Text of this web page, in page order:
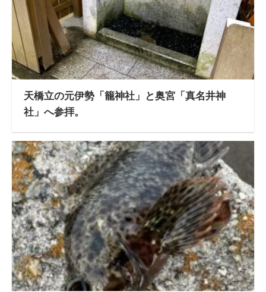
天橋立の元伊勢「籠神社」と奥宮「真名井神
社」へ参拝。